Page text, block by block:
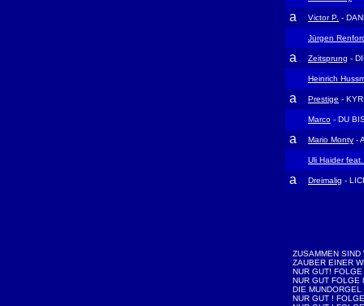
a Victor P. -
Jürgen
a Zeitsprung -
Heinrich
a Prestige -
Marco - DU
a Mario Monty -
Uli Haider
a Dreimalig -
ZUSAMMEN SIND
ZAUBER EINER
NUR GUT! FOLGE
NUR GUT FOLGE
DIE MUNDORGEL
NUR GUT !